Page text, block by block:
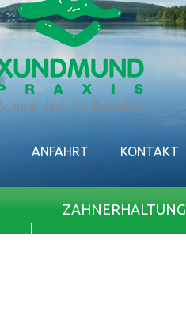
ANFAHRT KONTAKT
ZAHNERHALTUNG